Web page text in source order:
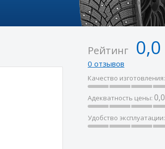
Рейтинг 0,0
0 отзывов
Качество изготовления:
Адекватность цены: 0,0
Удобство эксплуатации: